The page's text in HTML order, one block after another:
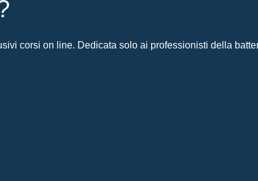
corsi on line. Dedicata solo ai professionisti della